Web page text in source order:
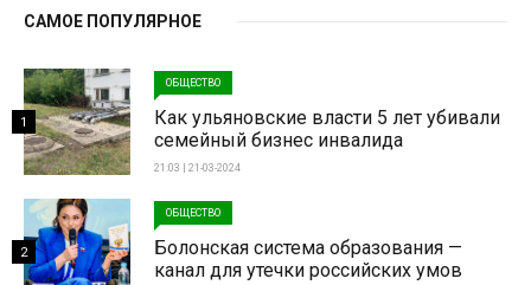
САМОЕ ПОПУЛЯРНОЕ
ОБЩЕСТВО
Как ульяновские власти 5 лет убивали
семейный бизнес инвалида
21:03 | 21-03-2024
1
ОБЩЕСТВО
Болонская система образования —
канал для утечки российских умов
2